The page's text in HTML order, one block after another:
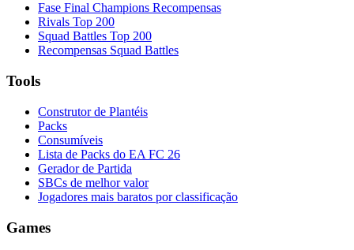
Fase Final Champions Recompensas
Rivals Top 200
Squad Battles Top 200
Recompensas Squad Battles
Tools
Construtor de Plantéis
Packs
Consumíveis
Lista de Packs do EA FC 26
Gerador de Partida
SBCs de melhor valor
Jogadores mais baratos por classificação
Games